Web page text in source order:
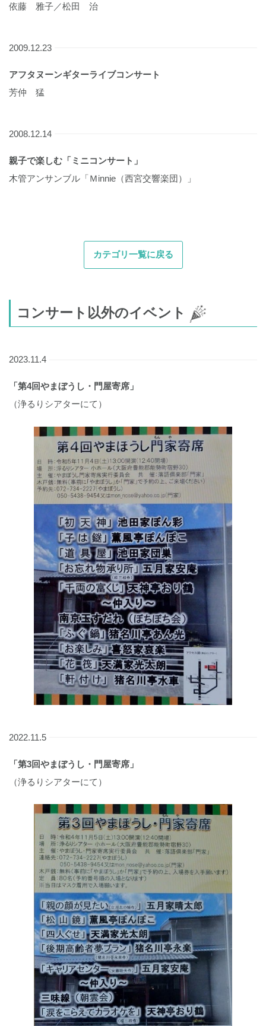
依藤 雅子／松田 治
2009.12.23
アフタヌーンギターライブコンサート
芳仲 猛
2008.12.14
親子で楽しむ「ミニコンサート」
木管アンサンブル「Ｍinnie（西宮交響楽団）」
カテゴリ一覧に戻る
コンサート以外のイベント
2023.11.4
「第4回やまぼうし・門屋寄席」
（浄るりシアターにて）
2022.11.5
「第3回やまぼうし・門屋寄席」
（浄るりシアターにて）